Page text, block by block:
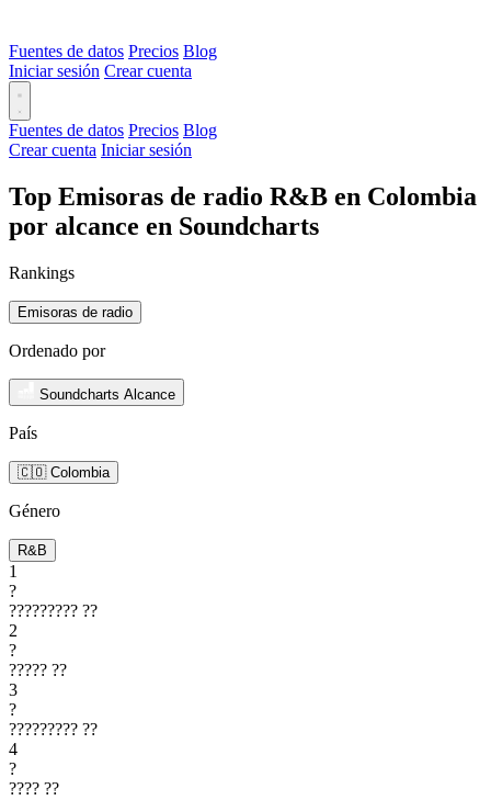
Fuentes de datos Precios Blog
Iniciar sesión Crear cuenta
Fuentes de datos Precios Blog
Crear cuenta Iniciar sesión
Top Emisoras de radio R&B en Colombia
por alcance en Soundcharts
Rankings
Emisoras de radio
Ordenado por
Soundcharts Alcance
País
🇨🇴 Colombia
Género
R&B
1
?
????????? ??
2
?
????? ??
3
?
????????? ??
4
?
???? ??